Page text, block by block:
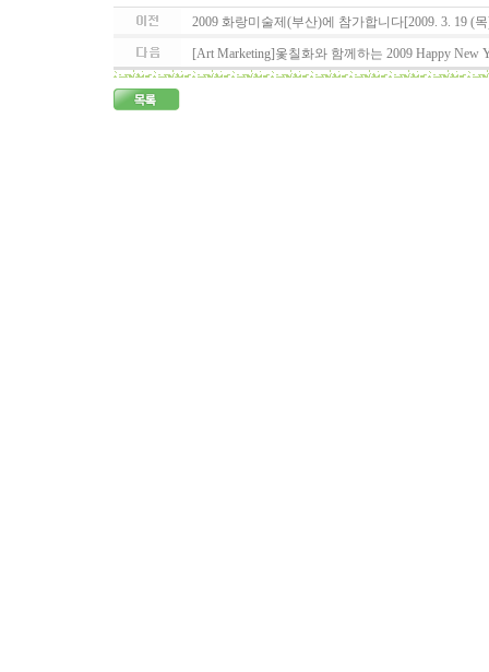
2009 화랑미술제(부산)에 참가합니다[2009. 3. 19 (
[Art Marketing]옻칠화와 함께하는 2009 Happy New